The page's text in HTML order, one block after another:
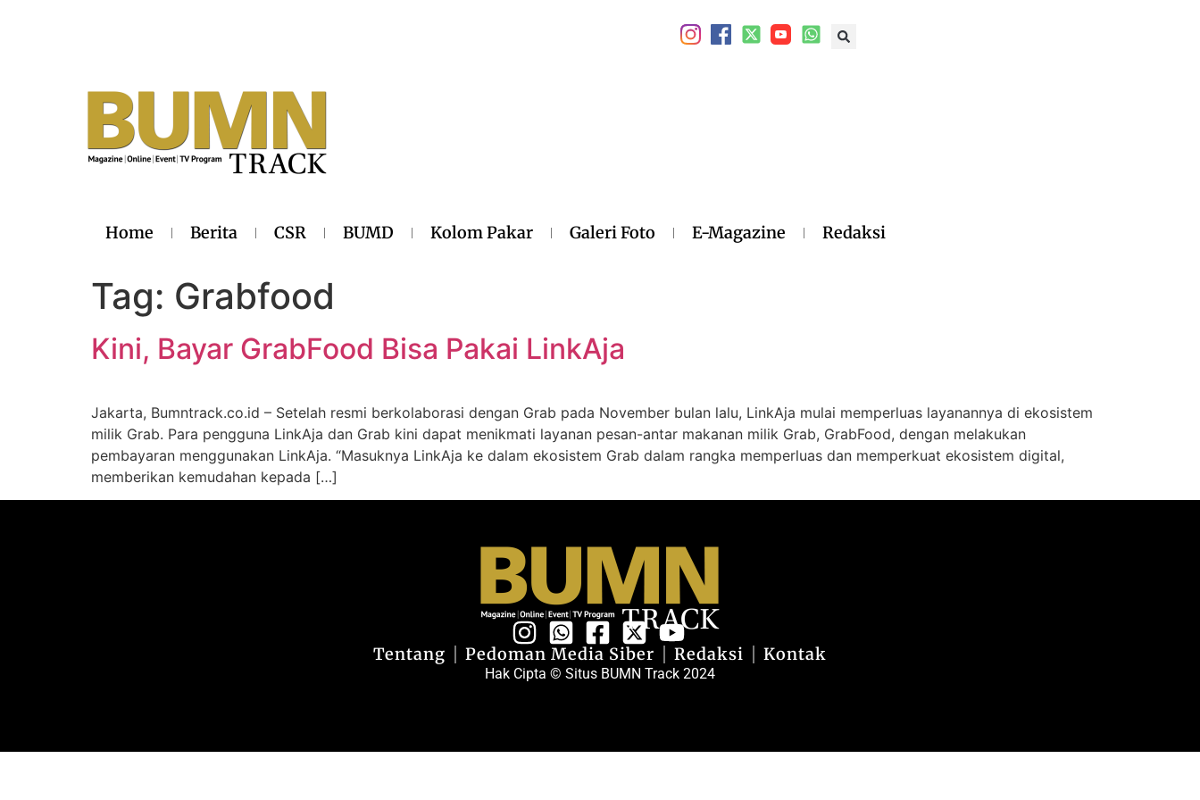
Home Berita CSR BUMD Kolom Pakar Galeri Foto E-Magazine Redaksi
Tag: Grabfood
Kini, Bayar GrabFood Bisa Pakai LinkAja
Jakarta, Bumntrack.co.id – Setelah resmi berkolaborasi dengan Grab pada November bulan lalu, LinkAja mulai memperluas layanannya di ekosistem
milik Grab. Para pengguna LinkAja dan Grab kini dapat menikmati layanan pesan-antar makanan milik Grab, GrabFood, dengan melakukan
pembayaran menggunakan LinkAja. “Masuknya LinkAja ke dalam ekosistem Grab dalam rangka memperluas dan memperkuat ekosistem digital,
memberikan kemudahan kepada […]
Hak Cipta © Situs BUMN Track 2024
Tentang Pedoman Media Siber Redaksi Kontak